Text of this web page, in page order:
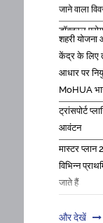
डॉक्टरल
प्लानिंग में
रिसर्च
अनुबंध के
उत्तराखंड में
अलग GIS
तहत दो
शैक्षणिक
UG और PG
मास्टर्स इन
एसोसिएट की
शहरी
केंद्र के लिए
आधार पर
MoHUA
ट्रांसपोर्ट
आवंटन
मास्टर प्लान
विभिन्न
जाते हैं
सरकारी
जाने वाला
डॉक्टरल
और देखें